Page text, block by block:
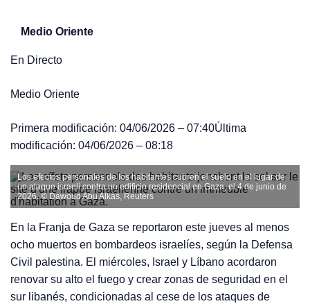
Medio Oriente
En Directo
Medio Oriente
Primera modificación:04/06/2026 – 07:40Última
modificación:04/06/2026 – 08:18
Los efectos personales de los habitantes cubren el suelo en el lugar de
un ataque israelí contra un edificio residencial en Gaza, el 4 de junio de
2026. © Dawoud Abu Alkas, Reuters
En la Franja de Gaza se reportaron este jueves al menos
ocho muertos en bombardeos israelíes, según la Defensa
Civil palestina. El miércoles, Israel y Líbano acordaron
renovar su alto el fuego y crear zonas de seguridad en el
sur libanés, condicionadas al cese de los ataques de